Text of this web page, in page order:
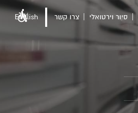
סיור וירטואלי צרו קשר English